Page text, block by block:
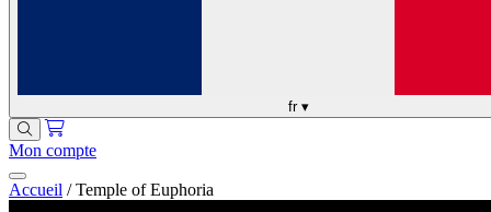
fr ▾
Mon compte
Accueil / Temple of Euphoria